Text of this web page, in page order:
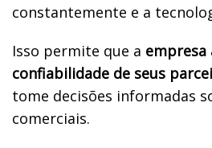
constantemente e a
Isso permite que a empresa
confiabilidade de seus
tome decisões informadas
comerciais.